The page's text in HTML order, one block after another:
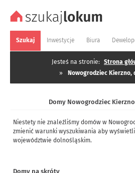
Szukaj Inwestycje Biura
Jesteś na stronie: Strona
»
Nowogrodziec Kierzno,
Domy Nowogrodziec
Niestety nie znaleźliśmy domów w
zmienić warunki wyszukiwania aby
województwie dolnośląskim.
Domy na skróty